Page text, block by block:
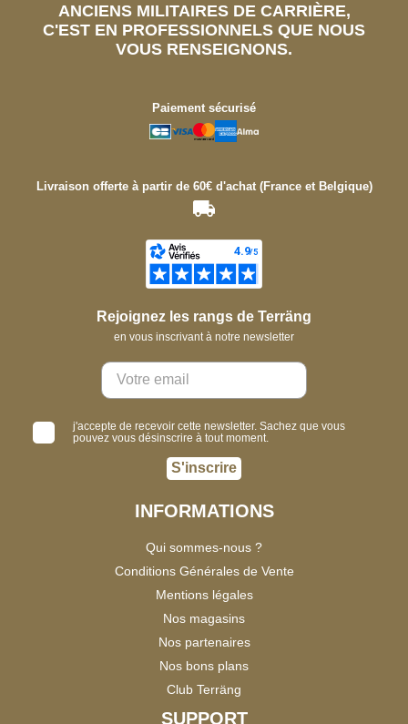
ANCIENS MILITAIRES DE CARRIÈRE,
C'EST EN PROFESSIONNELS QUE NOUS
VOUS RENSEIGNONS.
Paiement sécurisé
Livraison offerte à partir de 60€ d'achat (France et Belgique)
Rejoignez les rangs de Terräng
en vous inscrivant à notre newsletter
j'accepte de recevoir cette newsletter. Sachez que vous
pouvez vous désinscrire à tout moment.
S'inscrire
INFORMATIONS
Qui sommes-nous ?
Conditions Générales de Vente
Mentions légales
Nos magasins
Nos partenaires
Nos bons plans
Club Terräng
SUPPORT